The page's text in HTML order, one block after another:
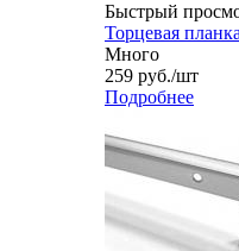
Быстрый
Торцевая планка
Много
259 руб./шт
Подробнее